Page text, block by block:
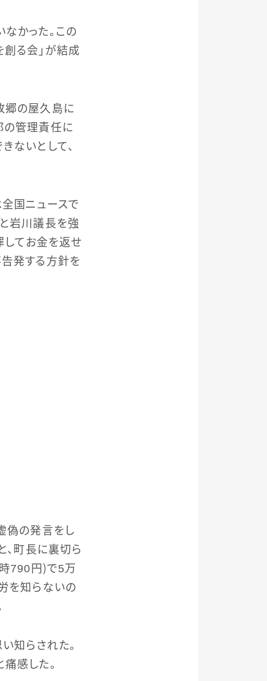
かった。この
る会」が結成
郷の屋久島に
の管理責任に
ないとして、
国ニュースで
岩川議長を強
してお金を返せ
発する方針を
偽の発言をし
、町長に裏切ら
790円）で5万
を知らないの
知らされた。
感した。